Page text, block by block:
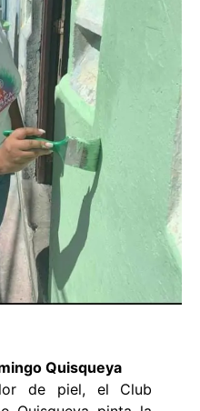
Quisqueya
de piel, el Club